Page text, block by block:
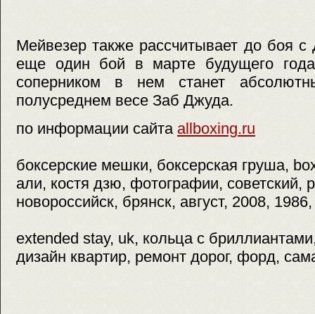
Мейвезер также рассчитывает до боя
еще один бой в марте будущего
соперником в нем станет
полусреднем весе Заб Джуда.
по информации сайта allboxing.ru
боксерские мешки, боксерская груша,
али, костя дзю, фотографии, советский,
новороссийск, брянск, август, 2008,
extended stay, uk, кольца с
дизайн квартир, ремонт дорог, форд,